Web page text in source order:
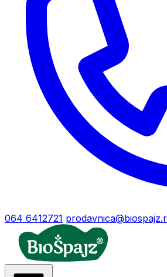
064 6412721